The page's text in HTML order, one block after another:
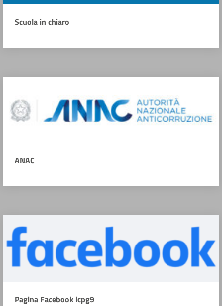
Scuola in chiaro
ANAC
Pagina Facebook icpg9